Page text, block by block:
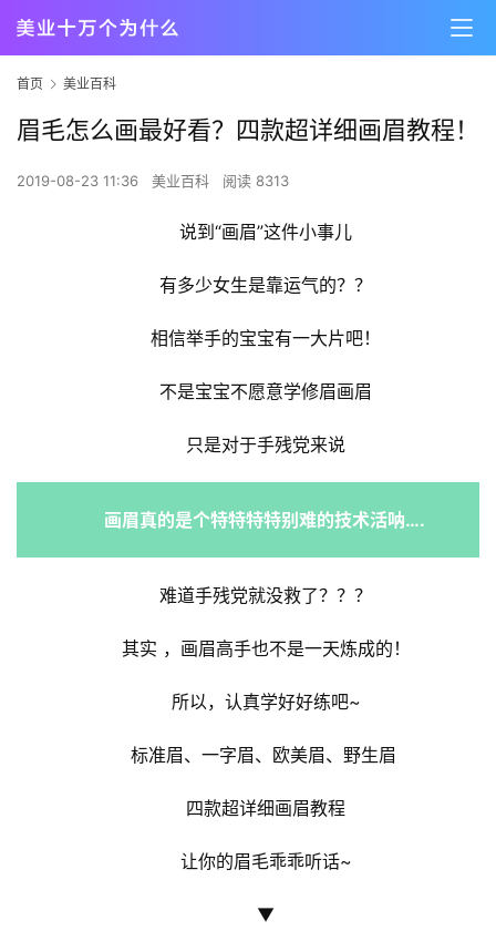
首页 美业百科
眉毛怎么画最好看？四款超详细画眉教程！
2019-08-23 11:36 美业百科 阅读 8313
说到“画眉”这件小事儿
有多少女生是靠运气的？？
相信举手的宝宝有一大片吧！
不是宝宝不愿意学修眉画眉
只是对于手残党来说
画眉真的是个特特特特别难的技术活呐….
难道手残党就没救了？？？
其实 ，画眉高手也不是一天炼成的！
所以，认真学好好练吧~
标准眉、一字眉、欧美眉、野生眉
四款超详细画眉教程
让你的眉毛乖乖听话~
▼